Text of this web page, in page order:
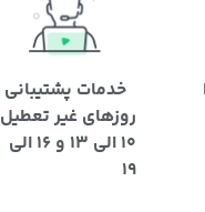
خدمات پشتیبانی
روزهای غیر تعطیل
10 الی 13 و 16 الی
19